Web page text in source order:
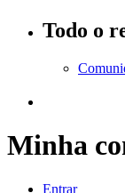
Todo o
Minha
Entrar